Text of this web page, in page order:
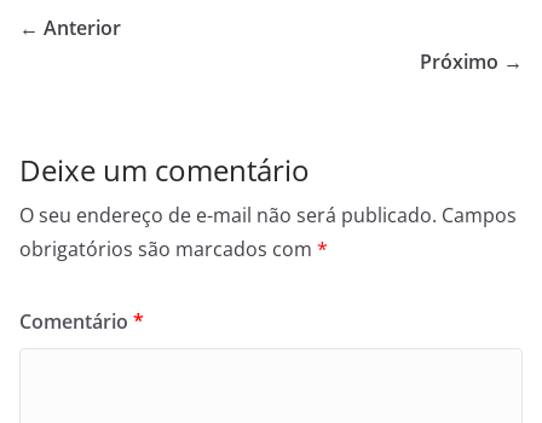
e
k
← Anterior
Próximo →
Deixe um comentário
O seu endereço de e-mail não será publicado. Campos
obrigatórios são marcados com *
Comentário *